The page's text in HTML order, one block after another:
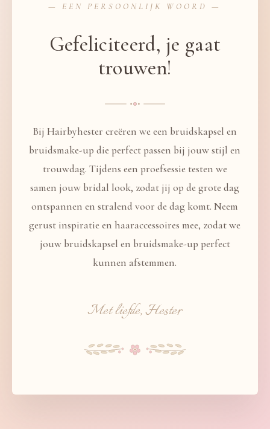
— EEN PERSOONLIJK WOORD —
Gefeliciteerd, je gaat
trouwen!
Bij Hairbyhester creëren we een bruidskapsel en
bruidsmake-up die perfect passen bij jouw stijl en
trouwdag. Tijdens een proefsessie testen we
samen jouw bridal look, zodat jij op de grote dag
ontspannen en stralend voor de dag komt. Neem
gerust inspiratie en haaraccessoires mee, zodat we
jouw bruidskapsel en bruidsmake-up perfect
kunnen afstemmen.
Met liefde, Hester